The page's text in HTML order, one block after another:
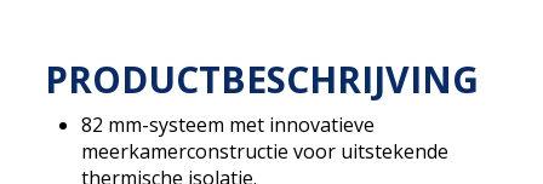
PRODUCTBESCHRIJVING
82 mm-systeem met innovatieve
meerkamerconstructie voor uitstekende
thermische isolatie.